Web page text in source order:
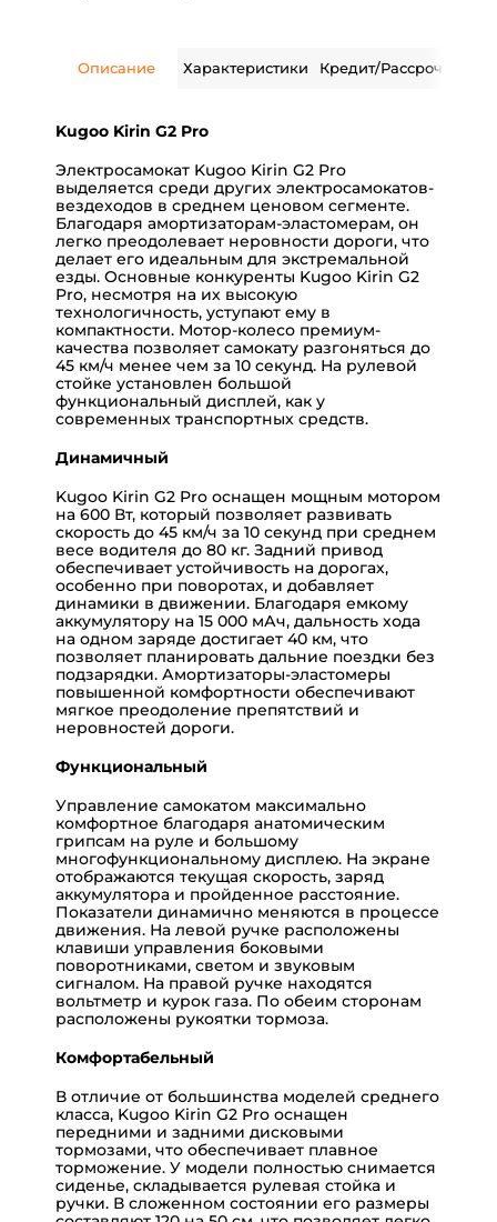
Описание Характеристики Кредит/Рассрочка
Kugoo Kirin G2 Pro
Электросамокат Kugoo Kirin G2 Pro
выделяется среди других электросамокатов-
вездеходов в среднем ценовом сегменте.
Благодаря амортизаторам-эластомерам, он
легко преодолевает неровности дороги, что
делает его идеальным для экстремальной
езды. Основные конкуренты Kugoo Kirin G2
Pro, несмотря на их высокую
технологичность, уступают ему в
компактности. Мотор-колесо премиум-
качества позволяет самокату разгоняться до
45 км/ч менее чем за 10 секунд. На рулевой
стойке установлен большой
функциональный дисплей, как у
современных транспортных средств.
Динамичный
Kugoo Kirin G2 Pro оснащен мощным мотором
на 600 Вт, который позволяет развивать
скорость до 45 км/ч за 10 секунд при среднем
весе водителя до 80 кг. Задний привод
обеспечивает устойчивость на дорогах,
особенно при поворотах, и добавляет
динамики в движении. Благодаря емкому
аккумулятору на 15 000 мАч, дальность хода
на одном заряде достигает 40 км, что
позволяет планировать дальние поездки без
подзарядки. Амортизаторы-эластомеры
повышенной комфортности обеспечивают
мягкое преодоление препятствий и
неровностей дороги.
Функциональный
Управление самокатом максимально
комфортное благодаря анатомическим
грипсам на руле и большому
многофункциональному дисплею. На экране
отображаются текущая скорость, заряд
аккумулятора и пройденное расстояние.
Показатели динамично меняются в процессе
движения. На левой ручке расположены
клавиши управления боковыми
поворотниками, светом и звуковым
сигналом. На правой ручке находятся
вольтметр и курок газа. По обеим сторонам
расположены рукоятки тормоза.
Комфортабельный
В отличие от большинства моделей среднего
класса, Kugoo Kirin G2 Pro оснащен
передними и задними дисковыми
тормозами, что обеспечивает плавное
торможение. У модели полностью снимается
сиденье, складывается рулевая стойка и
ручки. В сложенном состоянии его размеры